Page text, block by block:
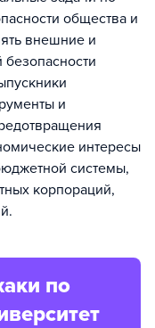
общества и
внешние и
и
интересы
системы,
корпораций,
по